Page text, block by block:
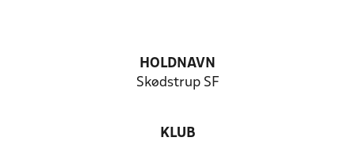
HOLDNAVN
Skødstrup SF
KLUB